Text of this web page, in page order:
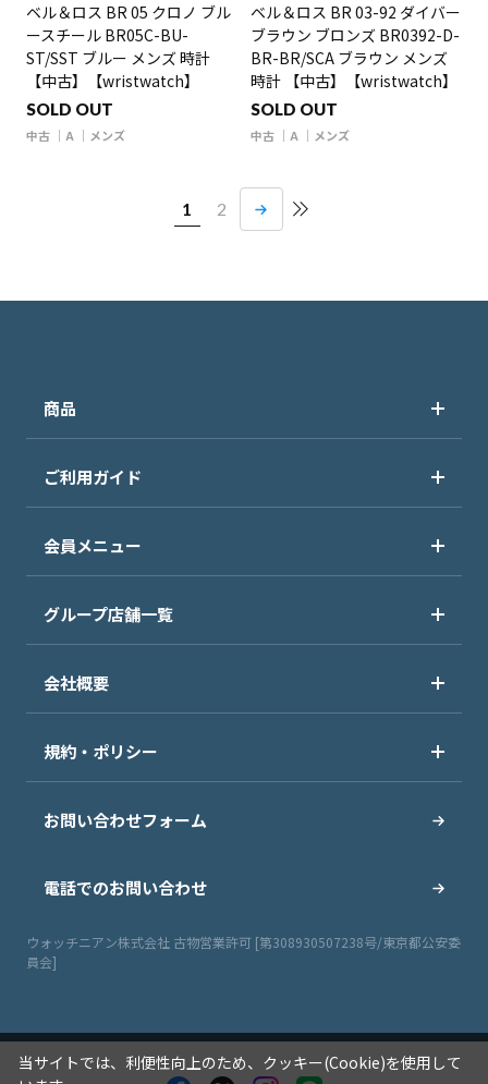
ベル＆ロス BR 05 クロノ ブル
ースチール BR05C-BU-
ST/SST ブルー メンズ 時計
【中古】【wristwatch】
SOLD OUT
中古 A メンズ
ベル＆ロス BR 03-92 ダイバー
ブラウン ブロンズ BR0392-D-
BR-BR/SCA ブラウン メンズ
時計 【中古】【wristwatch】
SOLD OUT
中古 A メンズ
1 2
商品
ご利用ガイド
会員メニュー
グループ店舗一覧
会社概要
規約・ポリシー
お問い合わせフォーム
電話でのお問い合わせ
ウォッチニアン株式会社 古物営業許可 [第308930507238号/東京都公安委
員会]
当サイトでは、利便性向上のため、クッキー(Cookie)を使用して